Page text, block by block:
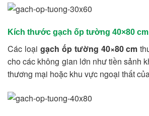
Kích thước gạch ốp tường 40×80 cm
Các loại gạch ốp tường 40×80 cm
cho các không gian lớn như tiền sảnh
thương mại hoặc khu vực ngoại thất